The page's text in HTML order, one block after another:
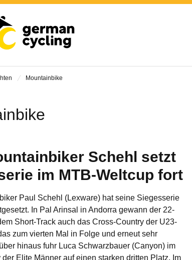
Mountainbike
Schehl setzt
im MTB-Weltcup fort
Paul Schehl (Lexware) hat seine Siegesserie
In Pal Arinsal in Andorra gewann der 22-
Short-Track auch das Cross-Country der U23-
zum vierten Mal in Folge und erneut sehr
hinaus fuhr Luca Schwarzbauer (Canyon) im
Elite Männer auf einen starken dritten Platz. Im